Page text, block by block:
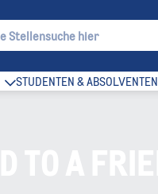
STUDENTEN & ABSOLVENTEN